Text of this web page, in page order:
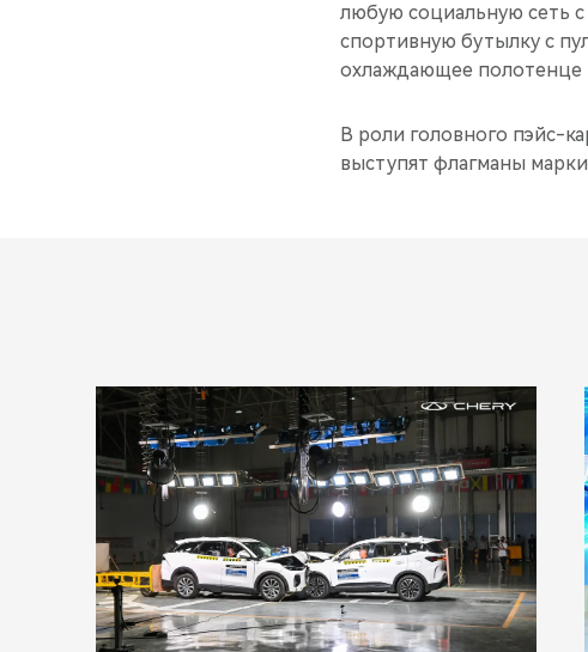
любую социальную сеть
спортивную бутылку с
охлаждающее полотенце
В роли головного пэйс-
выступят флагманы